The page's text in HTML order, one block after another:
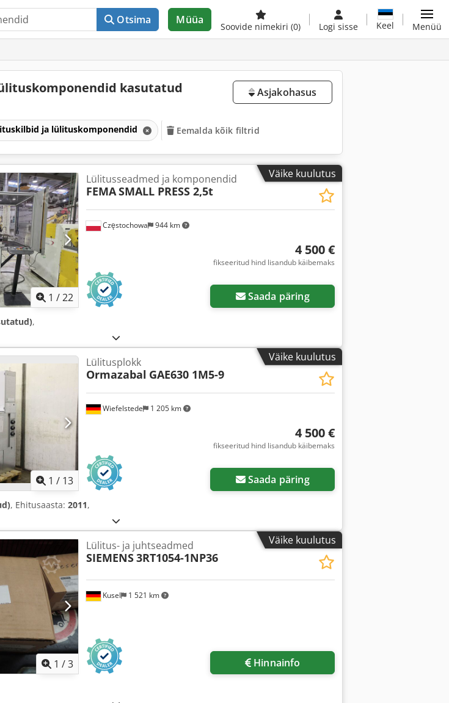
Otsima Müüa
Soovide nimekiri (0) Logi sisse Keel Menüü
kasutatud
Asjakohasus
ja lülituskomponendid Eemalda kõik filtrid
Väike kuulutus
1 /22
Częstochowa 944 km
Lülitusseadmed ja komponendid
FEMASMALL PRESS 2,5t
4 500 €
fikseeritud hind lisandub käibemaks
Saada päring
,
Väike kuulutus
1 / 13
Wiefelstede 1 205 km
Lülitusplokk
Ormazabal GAE630 1M5-9
4 500 €
fikseeritud hind lisandub käibemaks
Saada päring
, Ehitusaasta: 2011,
Väike kuulutus
1 /3
Kusel 1 521 km
Lülitus- ja juhtseadmed
SIEMENS3RT1054-1NP36
Hinnainfo